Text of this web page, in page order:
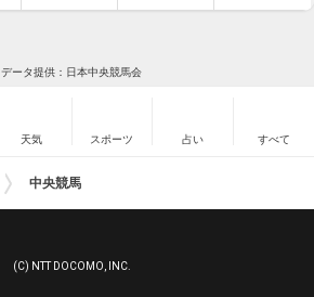
データ提供：日本中央競馬会
天気 スポーツ 占い すべて
中央競馬
(C) NTT DOCOMO, INC.